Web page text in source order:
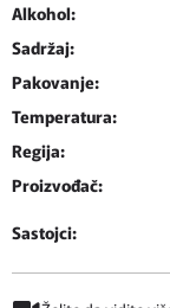
Alkohol:
Sadržaj:
Pakovanje:
Temperatura:
Regija:
Proizvođač:
Sastojci: